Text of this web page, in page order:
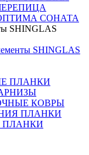
СОНАТА
SHINGLAS
SHINGLAS
ПЛАНКИ
КОВРЫ
ПЛАНКИ
ПЛАНКИ